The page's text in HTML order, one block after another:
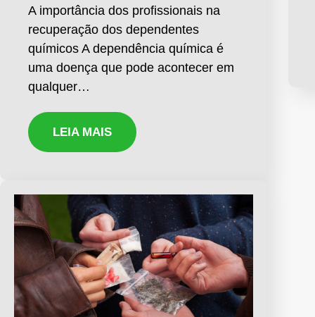
A importância dos profissionais na
recuperação dos dependentes
químicos A dependência química é
uma doença que pode acontecer em
qualquer…
LEIA MAIS